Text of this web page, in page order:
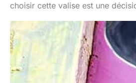
choisir cette valise est une